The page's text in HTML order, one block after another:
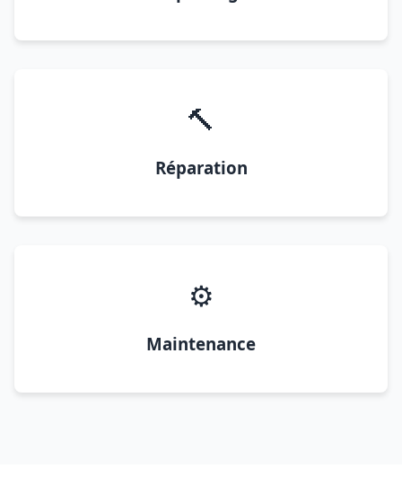
🔨
Réparation
⚙️
Maintenance